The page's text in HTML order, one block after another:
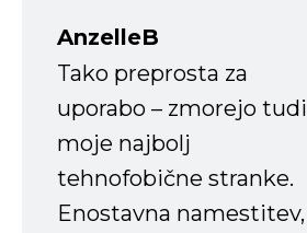
AnzelleB
Tako preprosta za
uporabo – zmorejo tudi
moje najbolj
tehnofobične stranke.
Enostavna namestitev,